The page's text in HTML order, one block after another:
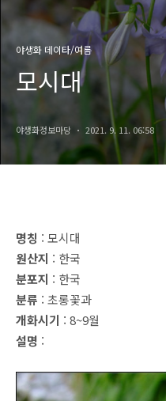
야생화 데이타/여름
모시대
야생화정보마당 2021. 9. 11. 06:58
명칭 : 모시대
원산지 : 한국
분포지 : 한국
분류 : 초롱꽃과
개화시기 : 8~9월
설명 :